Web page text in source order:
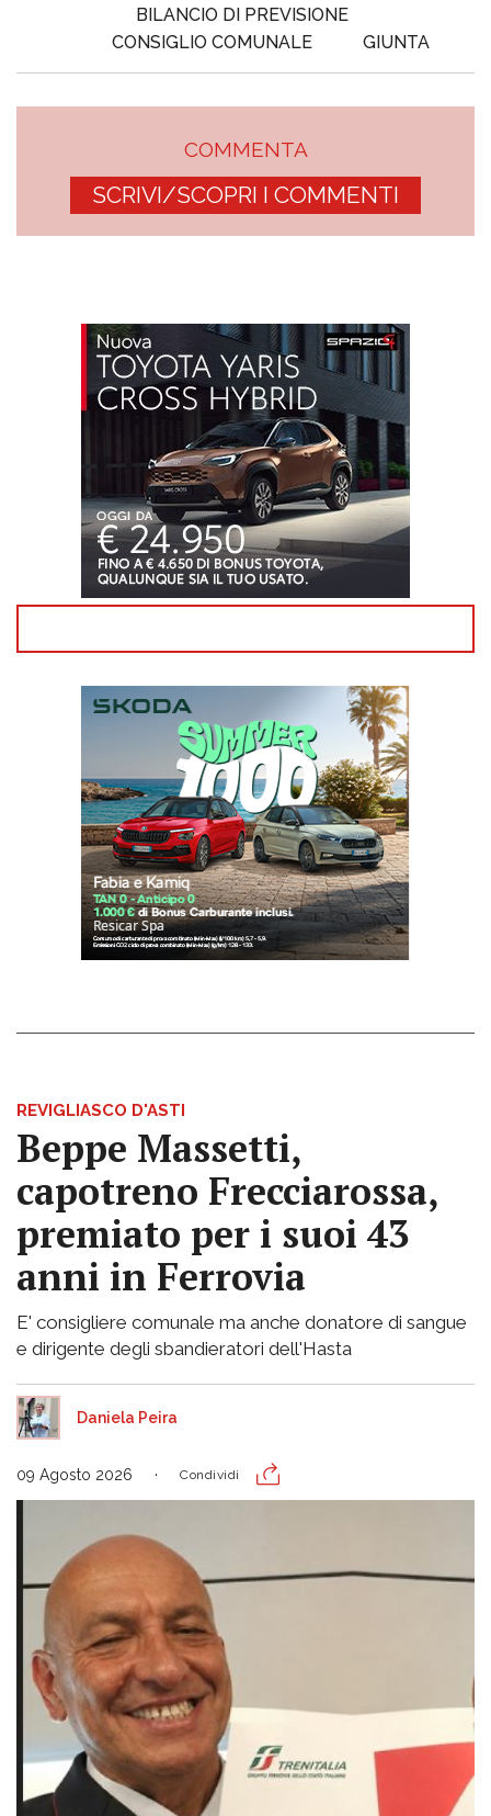
BILANCIO DI PREVISIONE
CONSIGLIO COMUNALE
GIUNTA
COMMENTA
SCRIVI/SCOPRI I COMMENTI
REVIGLIASCO D'ASTI
Beppe Massetti,
capotreno Frecciarossa,
premiato per i suoi 43
anni in Ferrovia
E' consigliere comunale ma anche donatore di sangue
e dirigente degli sbandieratori dell'Hasta
Daniela Peira
09 Agosto 2026 Condividi